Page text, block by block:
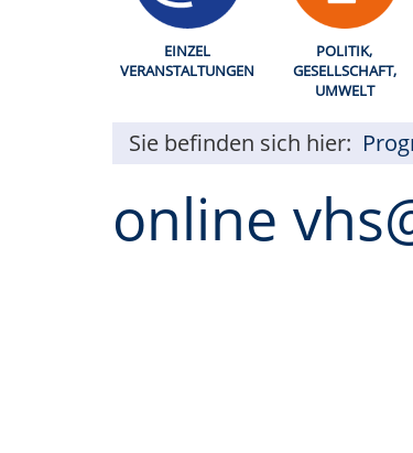
EINZEL
VERANSTALTUNGEN
POLITIK,
GESELLSCHAFT,
UMWELT
Sie befinden sich hier:
online